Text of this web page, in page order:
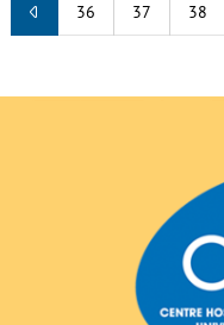
36 37 38